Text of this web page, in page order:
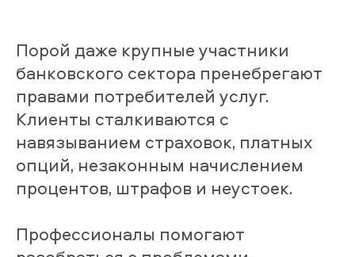
Порой даже крупные участники
банковского сектора пренебрегают
правами потребителей услуг.
Клиенты сталкиваются с
навязыванием страховок, платных
опций, незаконным начислением
процентов, штрафов и неустоек.
Профессионалы помогают